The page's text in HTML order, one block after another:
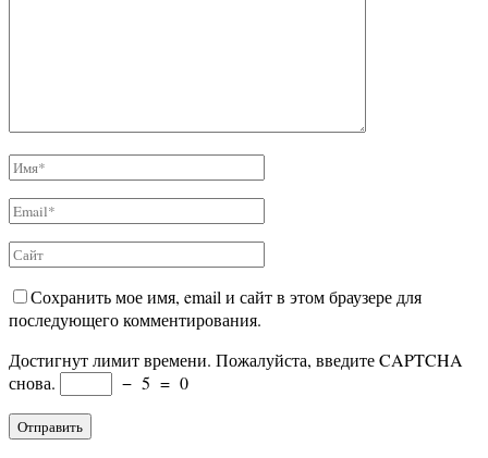
Сохранить мое имя, email и сайт в этом браузере для
последующего комментирования.
Достигнут лимит времени. Пожалуйста, введите CAPTCHA
снова.
− 5 = 0